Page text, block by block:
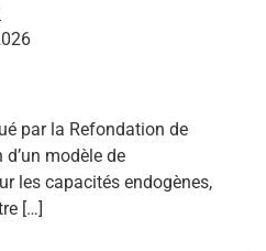
par la Refondation de
modèle de
les capacités endogènes,
[…]